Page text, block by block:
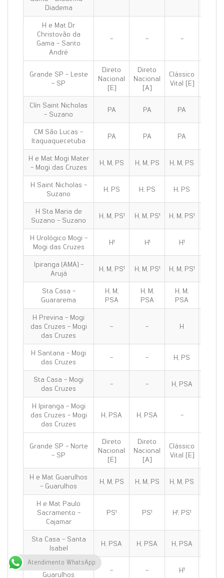
Diadema
H e Mat Dr
Christovão da
Gama - Santo
André
- - -
Grande SP - Leste
- SP
Direto
Nacional
[E]
Direto
Nacional
[A]
Clássico
Vital [E]
Clín Saint Nicholas
- Suzano
PA PA PA
CM São Lucas -
Itaquaquecetuba
PA PA PA
H e Mat Mogi Mater
- Mogi das Cruzes
H, M, PS H, M, PS H, M, PS
H Saint Nicholas -
Suzano
H, PS H, PS H, PS
H Sta Maria de
Suzano - Suzano
H, M, PS¹ H, M, PS¹ H, M, PS¹
H Urológico Mogi -
Mogi das Cruzes
H¹ H¹ H¹
Ipiranga (AMA) -
Arujá
H, M, PS¹ H, M, PS¹ H, M, PS¹
Sta Casa -
Guararema
H, M,
PSA
H, M,
PSA
H, M,
PSA
H Previna - Mogi
das Cruzes - Mogi
das Cruzes
- - H
H Santana - Mogi
das Cruzes
- - H, PS
Sta Casa - Mogi
das Cruzes
- - H, PSA
H Ipiranga - Mogi
das Cruzes - Mogi
das Cruzes
H, PSA H, PSA -
Grande SP - Norte
- SP
Direto
Nacional
[E]
Direto
Nacional
[A]
Clássico
Vital [E]
H e Mat Guarulhos
- Guarulhos
H, M, PS H, M, PS H, M, PS
H e Mat Paulo
Sacramento -
Cajamar
PS¹ PS¹ H¹, PS¹
Sta Casa - Santa
Isabel
H, PSA H, PSA H, PSA
H de Olhos C.R.O -
Guarulhos
- - H¹
Atendimento WhatsApp